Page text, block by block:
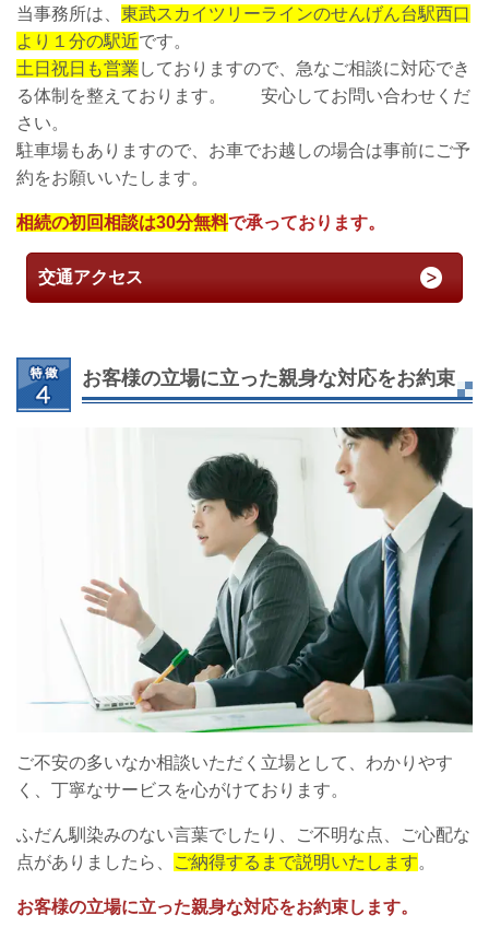
当事務所は、 東武スカイツリーラインのせんげん台駅西口
より１分の駅近です。
土日祝日も営業 しておりますので、急なご相談に対応でき
る体制を整えております。 安心してお問い合わせくだ
さい。
駐車場もありますので、お車でお越しの場合は事前にご予
約をお願いいたします。
相続の初回相談は30分無料で承っております。
交通アクセス
お客様の立場に立った親身な対応をお約束
ご不安の多いなか相談いただく立場として、わかりやす
く、丁寧なサービスを心がけております。
ふだん馴染みのない言葉でしたり、ご不明な点、ご心配な
点がありましたら、
ご納得するまで説明いたします。
お客様の立場に立った親身な対応をお約束します。